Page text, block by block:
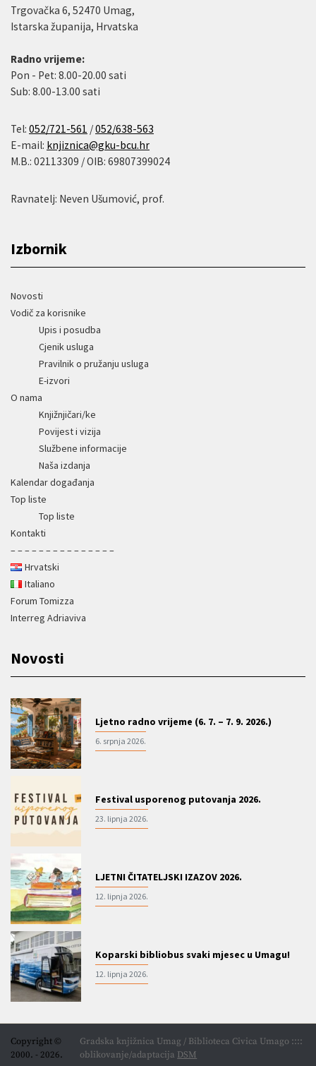
Trgovačka 6, 52470 Umag,
Istarska županija, Hrvatska
Radno vrijeme:
Pon - Pet: 8.00-20.00 sati
Sub: 8.00-13.00 sati
Tel: 052/721-561 /052/638-563
E-mail: knjiznica@gku-bcu.hr
M.B.: 02113309 / OIB: 69807399024
Ravnatelj: Neven Ušumović, prof.
Izbornik
Novosti
Vodič za korisnike
Upis i posudba
Cjenik usluga
Pravilnik o pružanju usluga
E-izvori
O nama
Knjižnjičari/ke
Povijest i vizija
Službene informacije
Naša izdanja
Kalendar događanja
Top liste
Top liste
Kontakti
– – – – – – – – – – – – – – –
Hrvatski
Italiano
Forum Tomizza
Interreg Adriaviva
Novosti
Ljetno radno vrijeme (6. 7. – 7. 9. 2026.)
6. srpnja 2026.
Festival usporenog putovanja 2026.
23. lipnja 2026.
LJETNI ČITATELJSKI IZAZOV 2026.
12. lipnja 2026.
Koparski bibliobus svaki mjesec u Umagu!
12. lipnja 2026.
Copyright ©
2000. - 2026.
Gradska knjižnica Umag / Biblioteca Civica Umago ::::
oblikovanje/adaptacija DSM